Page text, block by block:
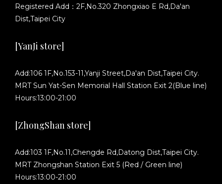
Registered Add：2F,No.320 Zhongxiao E Rd,Da'an
Dist,Taipei City
[YanJi store]
Add:106 1F,No.153-11,Yanji Street,Da'an Dist,Taipei City.
MRT Sun Yat-Sen Memorial Hall Station Exit 2(Blue line)
Hours:13:00-21:00
[ZhongShan store]
Add:103 1F,No.11,Chengde Rd,Datong Dist,Taipei City.
MRT Zhongshan Station Exit 5 (Red / Green line)
Hours:13:00-21:00